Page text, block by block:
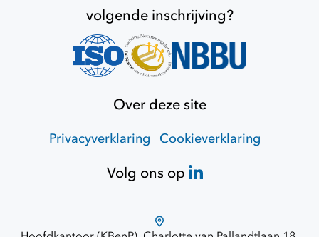
volgende inschrijving?
Over deze site
Privacyverklaring Cookieverklaring
Volg ons op